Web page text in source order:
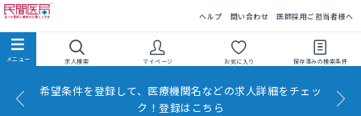
ヘルプ 問い合わせ 医師採用ご担当者様へ
求人検索 マイページ お気に入り 保存済みの検索条件
希望条件を登録して、医療機関名などの求人詳細をチェッ
ク！登録はこちら